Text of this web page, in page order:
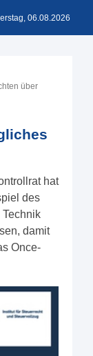
06.08.2026
über
hat
des
damit
Once-